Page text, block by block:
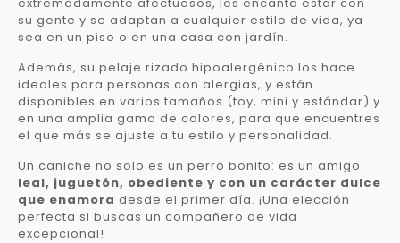
su gente y se adaptan a cualquier estilo de vida, ya
sea en un piso o en una casa con jardín.
Además, su pelaje rizado hipoalergénico los hace
ideales para personas con alergias, y están
disponibles en varios tamaños (toy, mini y estándar) y
en una amplia gama de colores, para que encuentres
el que más se ajuste a tu estilo y personalidad.
Un caniche no solo es un perro bonito: es un amigo
leal, juguetón, obediente y con un carácter dulce
que enamora desde el primer día. ¡Una elección
perfecta si buscas un compañero de vida
excepcional!